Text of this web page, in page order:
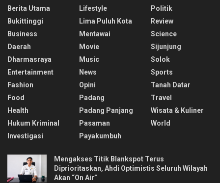
Berita Utama
Bukittinggi
Business
Daerah
Dharmasraya
Entertainment
Fashion
Food
Health
Hukum Kriminal
Investigasi
Lifestyle
Lima Puluh Kota
Mentawai
Movie
Music
News
Opini
Padang
Padang Panjang
Pasaman
Payakumbuh
Politik
Review
Science
Sijunjung
Solok
Sports
Tanah Datar
Travel
Wisata & Kuliner
World
Mengakses Titik Blankspot Terus
Diprioritaskan, Ahdi Optimistis Seluruh Wilayah
Akan “On Air”